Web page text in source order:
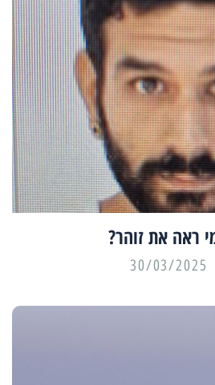
ראה את זוהר?